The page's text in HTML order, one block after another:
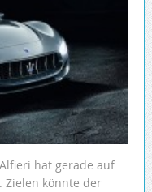
hat gerade auf
Zielen könnte der